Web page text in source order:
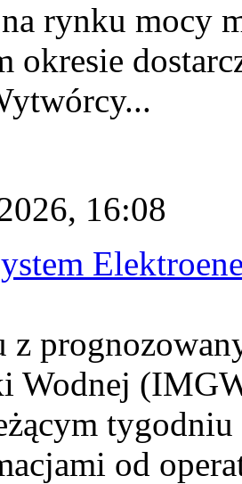
rynku mocy
okresie
16:08
z
Wodnej
tygodniu
od